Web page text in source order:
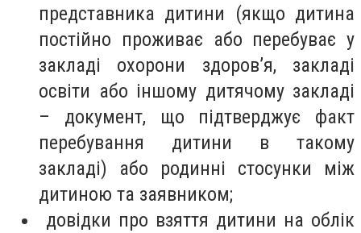
представника дитини (якщо дитина
постійно проживає або перебуває у
закладі охорони здоров’я, закладі
освіти або іншому дитячому закладі
– документ, що підтверджує факт
перебування дитини в такому
закладі) або родинні стосунки між
дитиною та заявником;
довідки про взяття дитини на облік